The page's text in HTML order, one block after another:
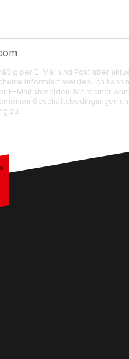
per E-Mail und Post über
informiert werden. Ich kann
E-Mail abmelden. Mit meiner
Geschäftsbedingungen
zu.